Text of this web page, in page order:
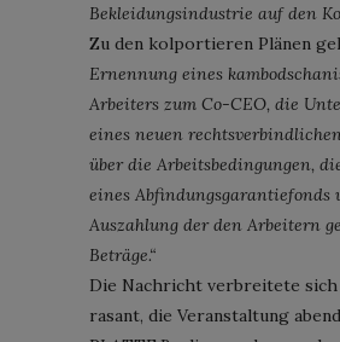
Bekleidungsindustrie auf den
Zu den kolportieren Plänen
Ernennung eines
Arbeiters zum Co-CEO, die
eines neuen
über die Arbeitsbedingungen,
eines Abfindungsgarantiefonds
Auszahlung der den Arbeitern
Beträge.“
Die Nachricht verbreitete
rasant, die Veranstaltung